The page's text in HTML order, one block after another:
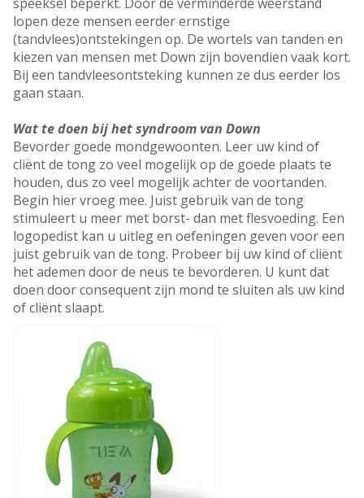
lopen deze mensen eerder ernstige
(tandvlees)ontstekingen op. De wortels van tanden en
kiezen van mensen met Down zijn bovendien vaak kort.
Bij een tandvleesontsteking kunnen ze dus eerder los
gaan staan.
Wat te doen bij het syndroom van Down
Bevorder goede mondgewoonten. Leer uw kind of
cliënt de tong zo veel mogelijk op de goede plaats te
houden, dus zo veel mogelijk achter de voortanden.
Begin hier vroeg mee. Juist gebruik van de tong
stimuleert u meer met borst- dan met flesvoeding. Een
logopedist kan u uitleg en oefeningen geven voor een
juist gebruik van de tong. Probeer bij uw kind of cliënt
het ademen door de neus te bevorderen. U kunt dat
doen door consequent zijn mond te sluiten als uw kind
of cliënt slaapt.